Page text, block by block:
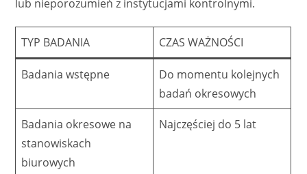
lub nieporozumień z instytucjami kontrolnymi.
TYP BADANIA CZAS WAŻNOŚCI
Badania wstępne
Do momentu kolejnych
badań okresowych
Badania okresowe na
stanowiskach
biurowych
Najczęściej do 5 lat